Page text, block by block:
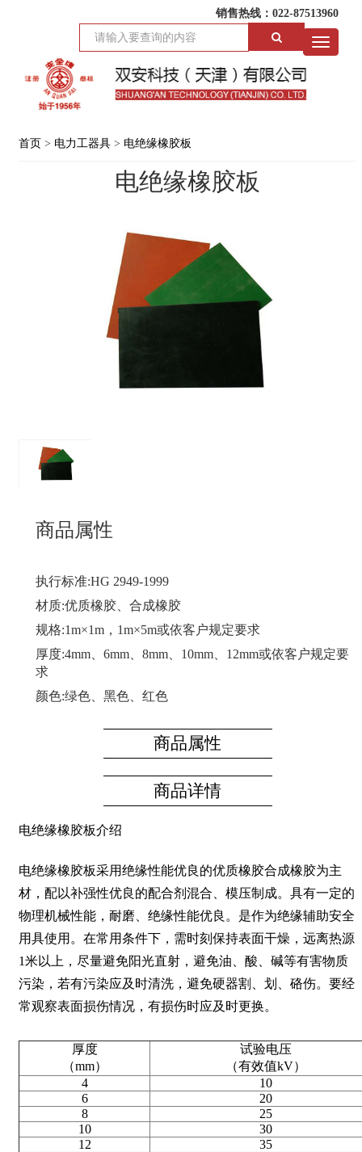
销售热线：022-87513960
Toggle
首页 > 电力工器具 > 电绝缘橡胶板
电绝缘橡胶板
商品属性
执行标准:HG 2949-1999
材质:优质橡胶、合成橡胶
规格:1m×1m，1m×5m或依客户规定要求
厚度:4mm、6mm、8mm、10mm、12mm或依客户规定要
求
颜色:绿色、黑色、红色
商品属性
商品详情
电绝缘橡胶板介绍
电绝缘橡胶板采用绝缘性能优良的优质橡胶合成橡胶为主
材，配以补强性优良的配合剂混合、模压制成。具有一定的
物理机械性能，耐磨、绝缘性能优良。是作为绝缘辅助安全
用具使用。在常用条件下，需时刻保持表面干燥，远离热源
1米以上，尽量避免阳光直射，避免油、酸、碱等有害物质
污染，若有污染应及时清洗，避免硬器割、划、硌伤。要经
常观察表面损伤情况，有损伤时应及时更换。
厚度
（mm）
试验电压
（有效值kV）
4
10
6
20
8
25
10
30
12
35